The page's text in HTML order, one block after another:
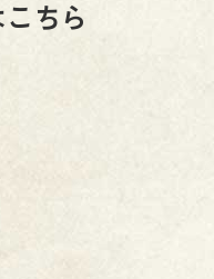
ちら